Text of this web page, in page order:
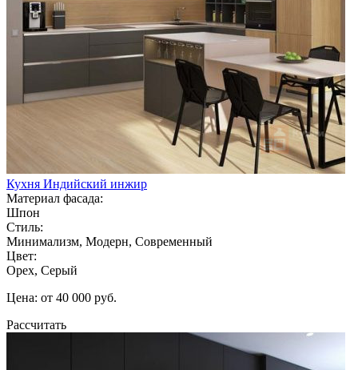
Кухня Индийский инжир
Материал фасада:
Шпон
Стиль:
Минимализм, Модерн, Современный
Цвет:
Орех, Серый
Цена: от 40 000 руб.
Рассчитать